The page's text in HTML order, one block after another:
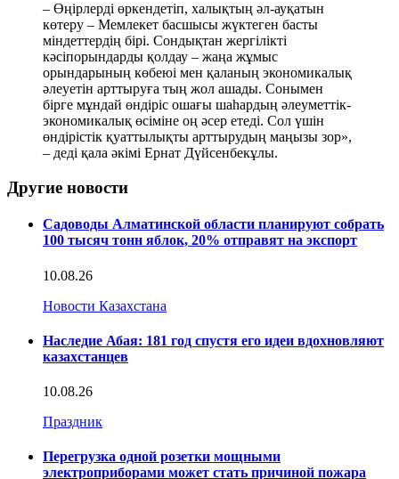
– Өңірлерді өркендетіп, халықтың әл-ауқатын
көтеру – Мемлекет басшысы жүктеген басты
міндеттердің бірі. Сондықтан жергілікті
кәсіпорындарды қолдау – жаңа жұмыс
орындарының көбеюі мен қаланың экономикалық
әлеуетін арттыруға тың жол ашады. Сонымен
бірге мұндай өндіріс ошағы шаһардың әлеуметтік-
экономикалық өсіміне оң әсер етеді. Сол үшін
өндірістік қуаттылықты арттырудың маңызы зор»,
– деді қала әкімі Ернат Дүйсенбекұлы.
Другие новости
Садоводы Алматинской области планируют собрать
100 тысяч тонн яблок, 20% отправят на экспорт
10.08.26
Новости Казахстана
Наследие Абая: 181 год спустя его идеи вдохновляют
казахстанцев
10.08.26
Праздник
Перегрузка одной розетки мощными
электроприборами может стать причиной пожара